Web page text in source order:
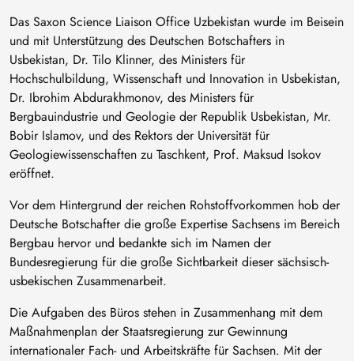
Das Saxon Science Liaison Office Uzbekistan wurde im Beisein
und mit Unterstützung des Deutschen Botschafters in
Usbekistan, Dr. Tilo Klinner, des Ministers für
Hochschulbildung, Wissenschaft und Innovation in Usbekistan,
Dr. Ibrohim Abdurakhmonov, des Ministers für
Bergbauindustrie und Geologie der Republik Usbekistan, Mr.
Bobir Islamov, und des Rektors der Universität für
Geologiewissenschaften zu Taschkent, Prof. Maksud Isokov
eröffnet.
Vor dem Hintergrund der reichen Rohstoffvorkommen hob der
Deutsche Botschafter die große Expertise Sachsens im Bereich
Bergbau hervor und bedankte sich im Namen der
Bundesregierung für die große Sichtbarkeit dieser sächsisch-
usbekischen Zusammenarbeit.
Die Aufgaben des Büros stehen in Zusammenhang mit dem
Maßnahmenplan der Staatsregierung zur Gewinnung
internationaler Fach- und Arbeitskräfte für Sachsen. Mit der